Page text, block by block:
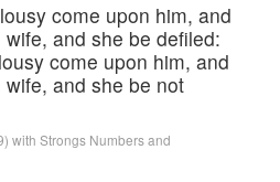
come upon him, and
and she be defiled:
come upon him, and
and she be not
with Strongs Numbers and